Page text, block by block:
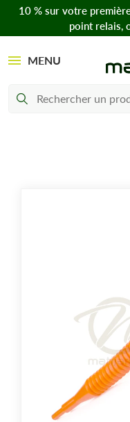
10 % sur votre
point relais,
MENU